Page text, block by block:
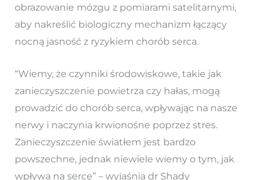
obrazowanie mózgu z pomiarami satelitarnymi,
aby nakreślić biologiczny mechanizm łączący
nocną jasność z ryzykiem chorób serca.
“Wiemy, że czynniki środowiskowe, takie jak
zanieczyszczenie powietrza czy hałas, mogą
prowadzić do chorób serca, wpływając na nasze
nerwy i naczynia krwionośne poprzez stres.
Zanieczyszczenie światłem jest bardzo
powszechne, jednak niewiele wiemy o tym, jak
wpływa na serce” – wyjaśnia dr Shady